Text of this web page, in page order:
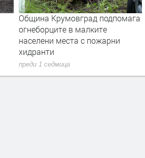
Община Крумовград подпомага
огнеборците в малките
населени места с пожарни
хидранти
преди 1 седмица